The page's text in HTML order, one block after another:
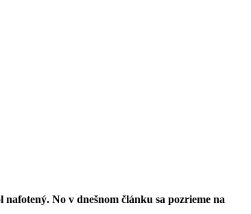
No v dnešnom článku sa pozrieme na